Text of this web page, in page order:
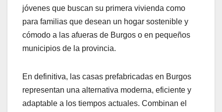
jóvenes que buscan su primera vivienda como
para familias que desean un hogar sostenible y
cómodo a las afueras de Burgos o en pequeños
municipios de la provincia.
En definitiva, las casas prefabricadas en Burgos
representan una alternativa moderna, eficiente y
adaptable a los tiempos actuales. Combinan el